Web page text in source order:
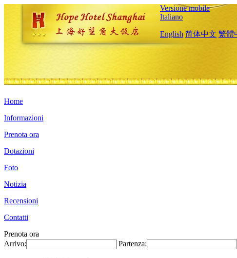
Versione mobile
Italiano
English 简体中文 繁體
Home
Informazioni
Prenota ora
Dotazioni
Foto
Notizia
Recensioni
Contatti
Prenota ora
Arrivo:
Partenza: